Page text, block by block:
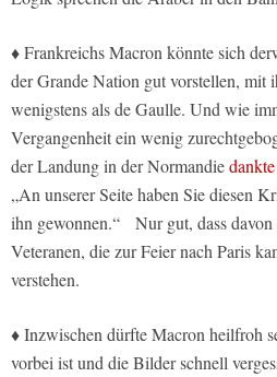
♦ Frankreichs Macron könnte sich
der Grande Nation gut vorstellen, mit
wenigstens als de Gaulle. Und wie
Vergangenheit ein wenig
der Landung in der Normandie
„An unserer Seite haben Sie diesen
ihn gewonnen.“ Nur gut, dass davon
Veteranen, die zur Feier nach Paris
verstehen.
♦ Inzwischen dürfte Macron heilfroh
vorbei ist und die Bilder schnell